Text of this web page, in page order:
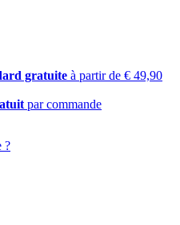
gratuite à partir de € 49,90
par commande
?